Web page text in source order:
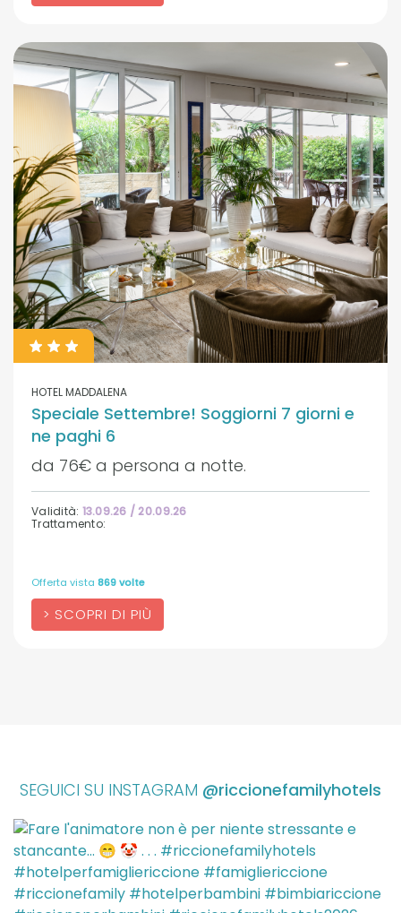
HOTEL MADDALENA
Speciale Settembre! Soggiorni 7 giorni e
ne paghi 6
da 76€ a persona a notte.
Validità: 13.09.26 / 20.09.26
Trattamento:
SCOPRI DI PIÙ
Offerta vista 869 volte
SEGUICI SU INSTAGRAM @riccionefamilyhotels